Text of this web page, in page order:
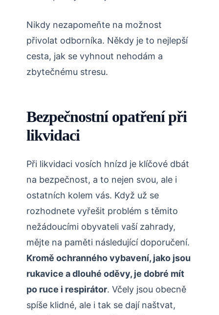
Nikdy nezapomeňte na možnost
přivolat odborníka. Někdy je to nejlepší
cesta, jak se vyhnout nehodám a
zbytečnému stresu.
Bezpečnostní opatření při ​
likvidaci
Při⁢ likvidaci vosích hnízd je klíčové⁢ dbát
na bezpečnost, a to nejen svou, ale i
ostatních kolem​ vás. Když‍ už se
rozhodnete vyřešit problém s těmito
nežádoucími obyvateli vaší zahrady,
mějte ​na paměti následující doporučení.
Kromě ochranného vybavení, jako jsou
rukavice a dlouhé oděvy, je dobré mít
po ruce i ⁤respirátor. Včely jsou obecně
spíše⁤ klidné, ale i tak se dají naštvat,